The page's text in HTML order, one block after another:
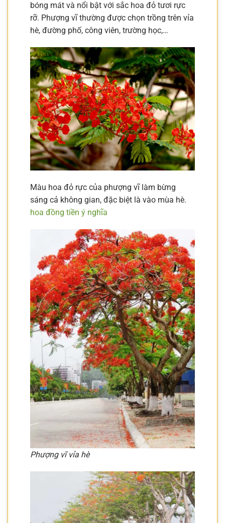
bóng mát và nổi bật với sắc hoa đỏ tươi rực
rỡ. Phượng vĩ thường được chọn trồng trên vỉa
hè, đường phố, công viên, trường học,…
Màu hoa đỏ rực của phượng vĩ làm bừng
sáng cả không gian, đặc biệt là vào mùa hè.
hoa đồng tiền ý nghĩa
Phượng vĩ vỉa hè